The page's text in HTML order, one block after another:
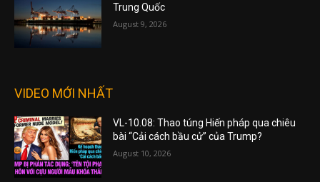
Trung Quốc
August 9, 2026
VIDEO MỚI NHẤT
VL-10.08: Thao túng Hiến pháp qua chiêu
bài “Cải cách bầu cử” của Trump?
August 10, 2026